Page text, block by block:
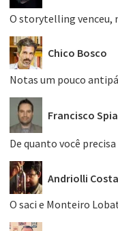
O storytelling venceu,
Chico Bosco
Notas um pouco
Francisco
De quanto você
Andriolli Costa
O saci e Monteiro